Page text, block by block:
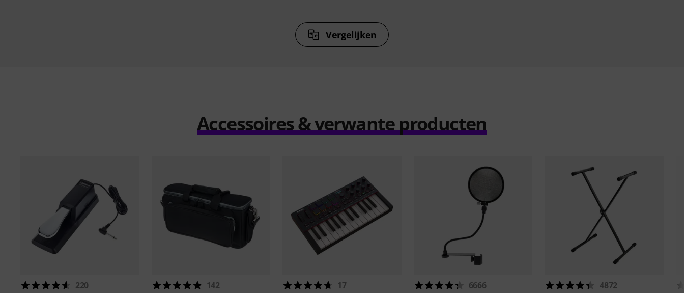
Vergelijken
Accessoires & verwante producten
220 142
17
6666
4872